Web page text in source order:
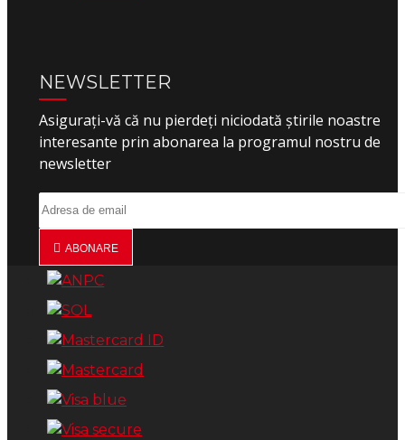
NEWSLETTER
Asigurați-vă că nu pierdeți niciodată știrile noastre
interesante prin abonarea la programul nostru de
newsletter
ABONARE